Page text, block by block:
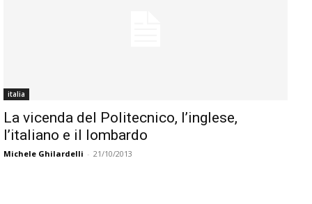
italia
La vicenda del Politecnico, l’inglese,
l’italiano e il lombardo
Michele Ghilardelli - 21/10/2013